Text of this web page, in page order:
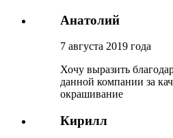
Анатолий
7 августа 2019 года
Хочу выразить
данной компании за
окрашивание
Кирилл